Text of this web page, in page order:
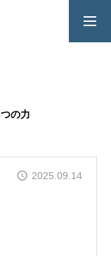
の力
2025.09.14